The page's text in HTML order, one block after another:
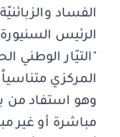
الفساد
الرئيس
"التيّار الوطني
المركزي
وهو استفاد من
مباشرة أو غير